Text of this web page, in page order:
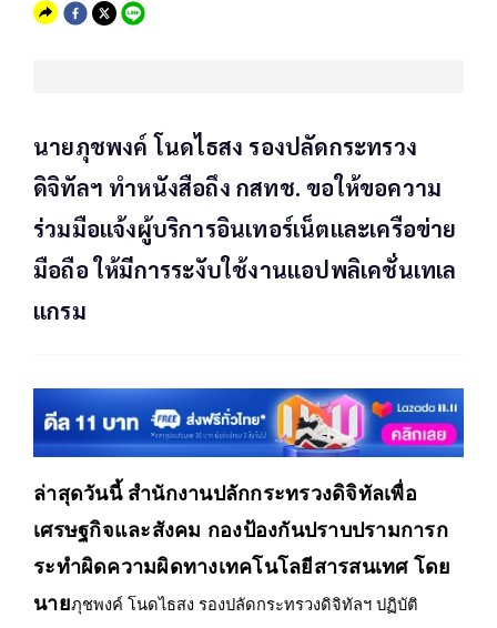
นายภุชพงค์ โนดไธสง รองปลัดกระทรวง
ดิจิทัลฯ ทำหนังสือถึง กสทช. ขอให้ขอความ
ร่วมมือแจ้งผู้บริการอินเทอร์เน็ตและเครือข่าย
มือถือ ให้มีการระงับใช้งานแอปพลิเคชั่นเทเล
แกรม
ล่าสุดวันนี้ สำนักงานปลักกระทรวงดิจิทัลเพื่อ
เศรษฐกิจและสังคม กองป้องกันปราบปรามการก
ระทำผิดความผิดทางเทคโนโลยีสารสนเทศ โดย
นายภุชพงค์ โนดไธสง รองปลัดกระทรวงดิจิทัลฯ ปฏิบัติ